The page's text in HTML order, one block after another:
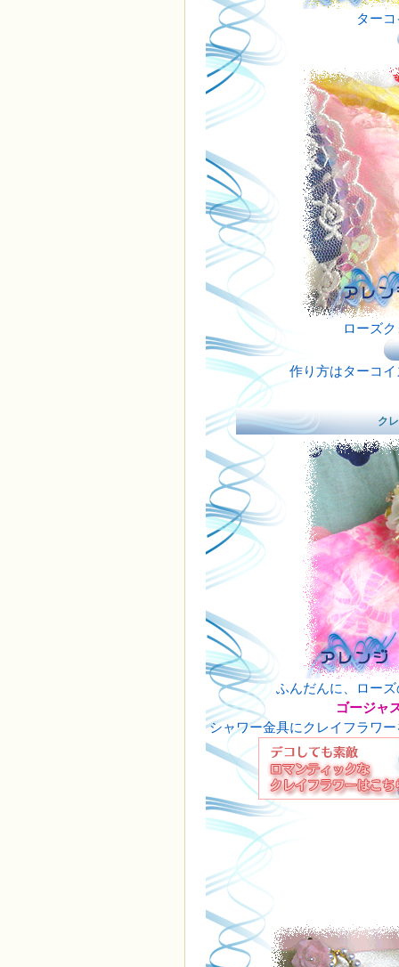
ター
ローズ
作り方はターコ
ク
ふんだんに、ロー
ゴージャ
シャワー金具にクレイフラワ